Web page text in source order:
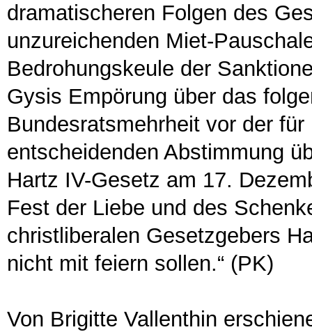
dramatischeren Folgen des
unzureichenden Miet-
Bedrohungskeule der
Gysis Empörung über das
Bundesratsmehrheit vor der
entscheidenden Abstimmung
Hartz IV-Gesetz am 17.
Fest der Liebe und des
christliberalen Gesetzgebers
nicht mit feiern sollen.“ (PK)
Von Brigitte Vallenthin